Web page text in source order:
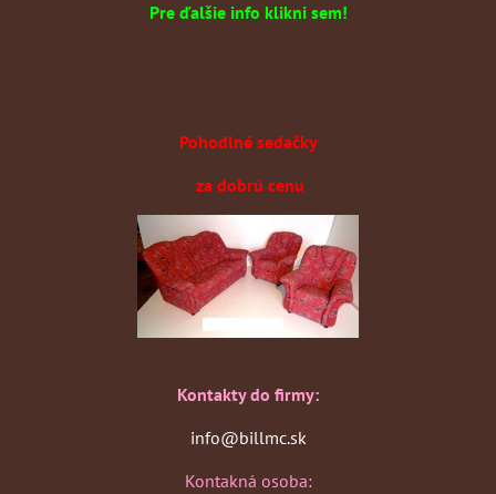
Pre ďalšie info klikni sem!
Pohodlné sedačky
za dobrú cenu
Kontakty do firmy:
info@billmc.sk
Kontakná osoba: